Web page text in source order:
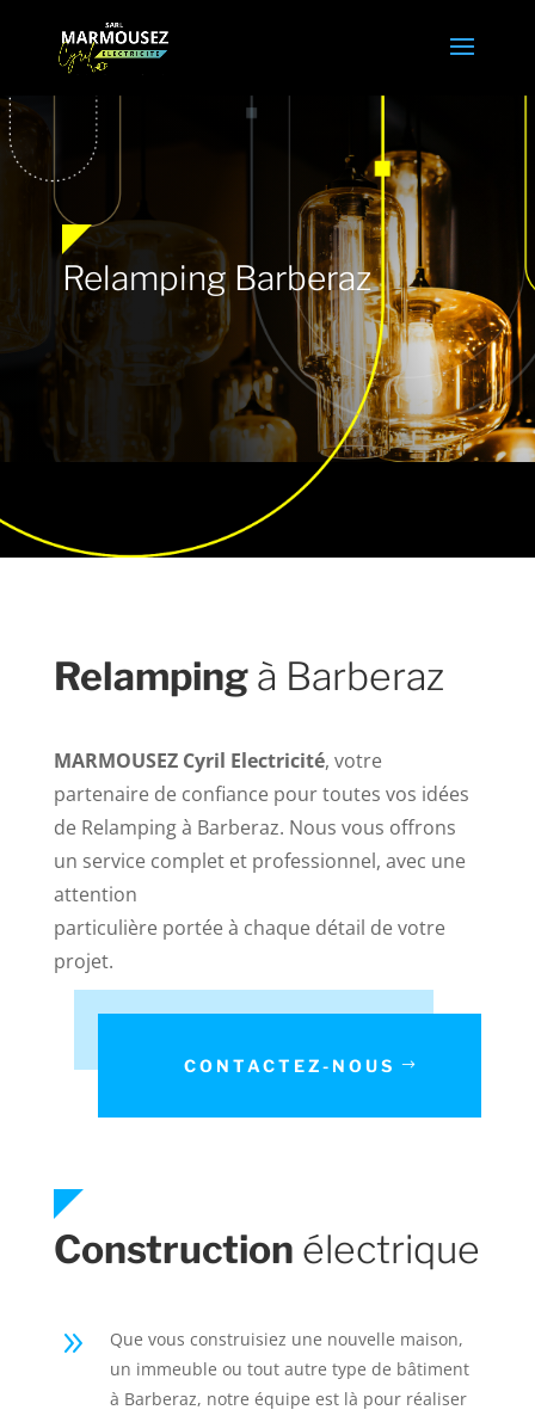
Relamping Barberaz
Relampingà Barberaz
MARMOUSEZ Cyril Electricité, votre
partenaire de confiance pour toutes vos idées
de Relamping à Barberaz. Nous vous offrons
un service complet et professionnel, avec une
attention
particulière portée à chaque détail de votre
projet.
CONTACTEZ-NOUS
Construction électrique
9
Que vous construisiez une nouvelle maison,
un immeuble ou tout autre type de bâtiment
à Barberaz, notre équipe est là pour réaliser